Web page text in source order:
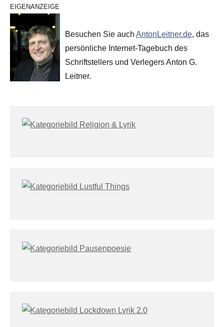
EIGENANZEIGE
Besuchen Sie auch AntonLeitner.de, das
persönliche Internet-Tagebuch des
Schriftstellers und Verlegers Anton G.
Leitner.